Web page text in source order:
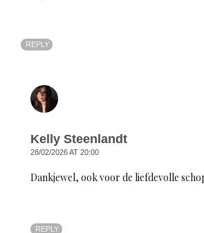
REPLY
Kelly Steenlandt
28/02/2026 AT 20:00
Dankjewel, ook voor de liefdevolle
REPLY